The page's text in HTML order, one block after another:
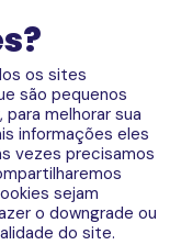
os sites
são pequenos
melhorar sua
informações eles
vezes precisamos
sejam
o downgrade ou
do site.